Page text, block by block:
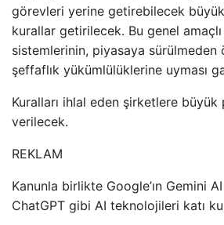
görevleri yerine getirebilecek
kurallar getirilecek. Bu genel
sistemlerinin, piyasaya sürülmeden
şeffaflık yükümlülüklerine uyması
Kuralları ihlal eden şirketlere büyük
verilecek.
REKLAM
Kanunla birlikte Google’ın Gemini
ChatGPT gibi AI teknolojileri katı